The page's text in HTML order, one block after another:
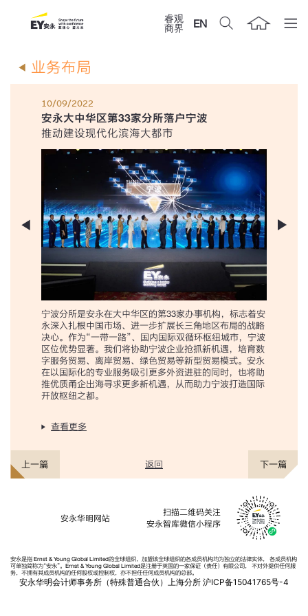
睿观
商界
EN
业务布局
10/09/2022
安永大中华区第33家分所落户宁波
推动建设现代化滨海大都市
宁波分所是安永在大中华区的第33家办事机构，标志着安
永深入扎根中国市场、进一步扩展长三角地区布局的战略
决心。作为“一带一路”、国内国际双循环枢纽城市，宁波
区位优势显著。我们将协助宁波企业抢抓新机遇，培育数
字服务贸易、离岸贸易、绿色贸易等新型贸易模式。安永
在以国际化的专业服务吸引更多外资进驻的同时，也将助
推优质甬企出海寻求更多新机遇，从而助力宁波打造国际
开放枢纽之都。
查看更多
上一篇 返回 下一篇
安永华明网站
扫描二维码关注
安永智库微信小程序
安永是指 Ernst & Young Global Limited的全球组织，加盟该全球组织的各成员机构均为独立的法律实体， 各成员机构
可单独简称为“安永”。Ernst & Young Global Limited是注册于英国的一家保证（责任）有限公司， 不对外提供任何服
务，不拥有其成员机构的任何股权或控制权，亦不担任任何成员机构的总部。
安永华明会计师事务所（特殊普通合伙）上海分所 沪ICP备15041765号-4